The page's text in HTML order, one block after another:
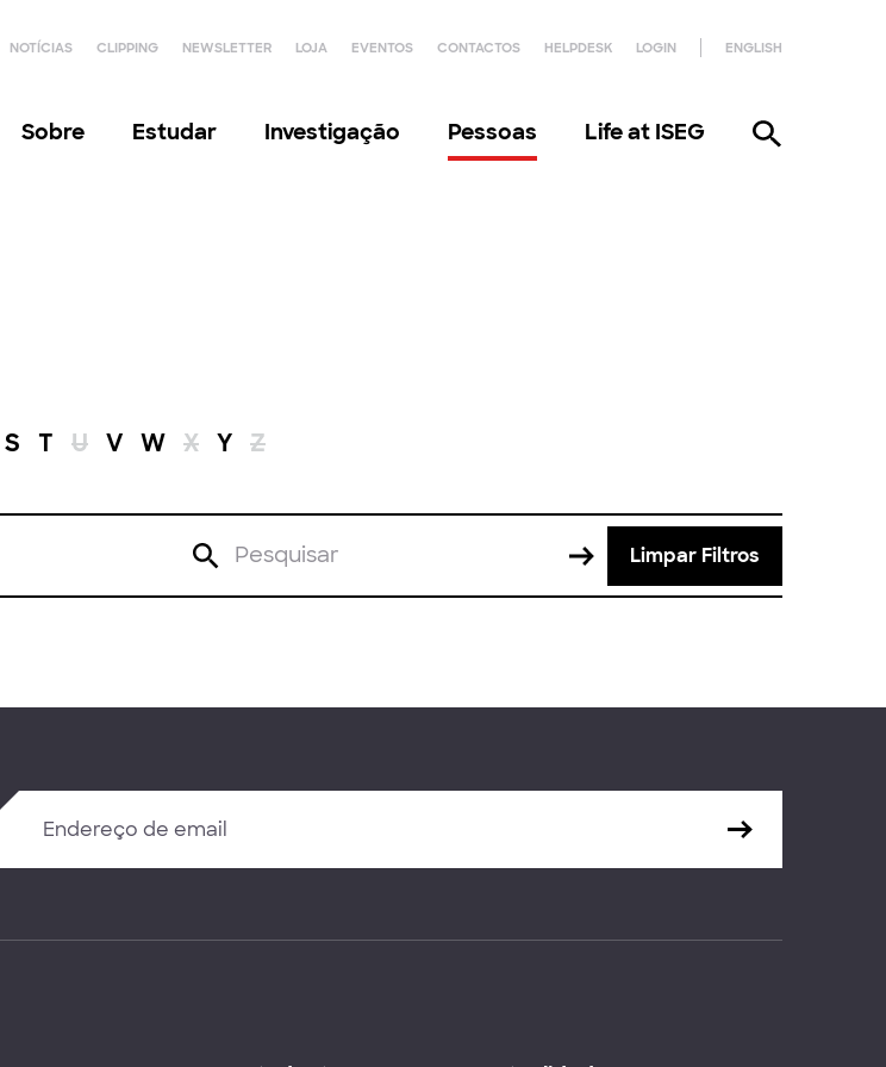
NOTÍCIAS CLIPPING NEWSLETTER LOJA EVENTOS CONTACTOS HELPDESK LOGIN ENGLISH
Sobre Estudar Investigação Pessoas Life at ISEG
S T U V W X Y Z
Limpar Filtros